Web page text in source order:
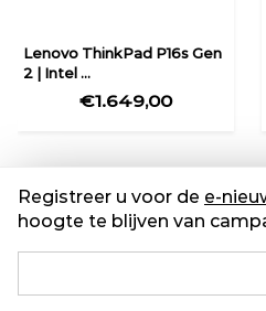
Lenovo ThinkPad P16s Gen
2 | Intel ...
€1.649,00
Registreer u voor de e-
hoogte te blijven van